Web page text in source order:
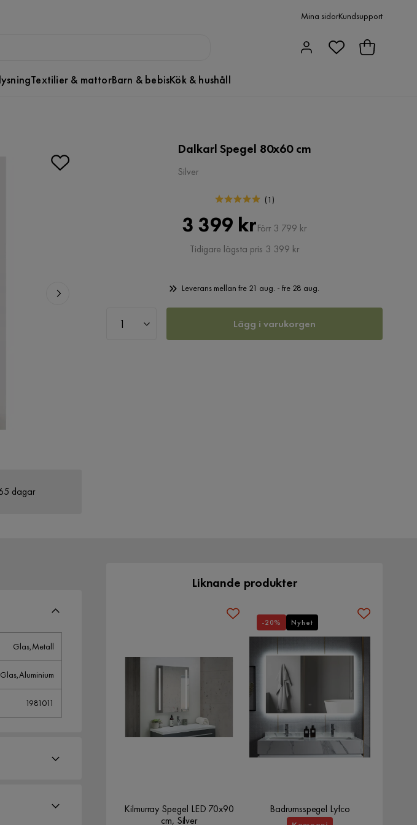
Mina sidorKundsupport
Textilier & mattorBarn & bebisKök & hushåll
dagar
Dalkarl Spegel 80x60 cm
Silver
(1 )
Pris
3 399 krOriginal
Pris
Förr 3 799 kr
Tidigare lägsta pris 3 399 kr
Leverans mellan fre 21 aug. - fre 28 aug.
Lägg i varukorgen
Glas,Metall
Glas,Aluminium
1981011
Liknande produkter
Kilmurray Spegel LED 70x90
cm, Silver
Badrumsspegel Lyfco
-20% Nyhet